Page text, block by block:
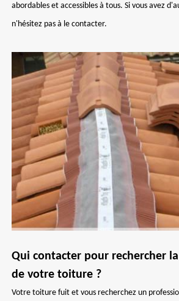
abordables et accessibles à tous. Si vous avez
n'hésitez pas à le contacter.
Qui contacter pour rechercher
de votre toiture ?
Votre toiture fuit et vous recherchez un